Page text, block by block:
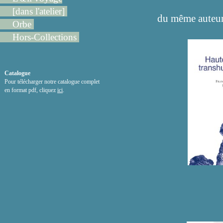
[dans l'atelier]
Orbe
Hors-Collections
Catalogue
Pour télécharger notre catalogue complet
en format pdf, cliquez ici
du même